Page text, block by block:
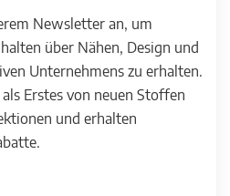
Newsletter an, um
über Nähen, Design und
Unternehmens zu erhalten.
Erstes von neuen Stoffen
und erhalten